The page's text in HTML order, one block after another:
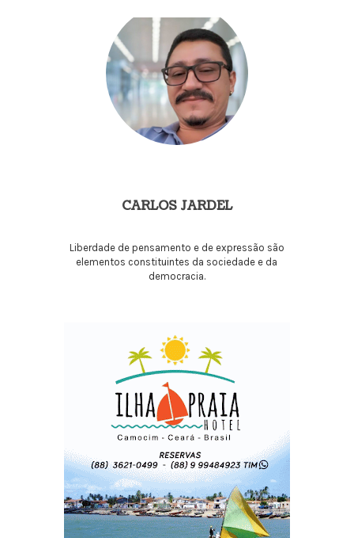
CARLOS JARDEL
Liberdade de pensamento e de expressão são
elementos constituintes da sociedade e da
democracia.